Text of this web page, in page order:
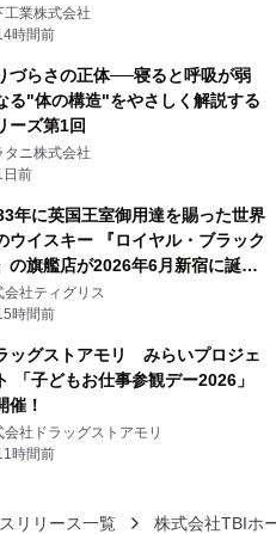
ル1本つなぐだけ、テレビの音が
と豊かに
工業株式会社
時間前
づらさの正体──寝ると呼吸が弱
る"体の構造"をやさしく解説する
ーズ第1回
タニ株式会社
日前
年に英国王室御用達を賜った世界
ウイスキー 『ロイヤル・ブラック
の旗艦店が2026年6月新宿に誕
カルディ ジャパンと連携した
型バー「BAR Arca」
会社ティグリス
時間前
ッグストアモリ みらいプロジェ
「子どもお仕事参観デー2026」
催！
会社ドラッグストアモリ
時間前
リリース一覧 株式会社TBIホ